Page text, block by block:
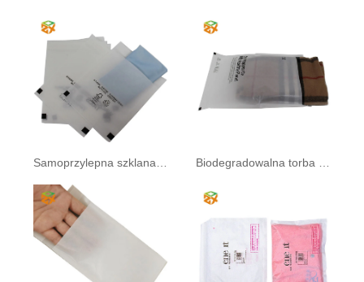
Samoprzylepna szklana torba Biodegradowalna torba papierowa ze szkła szklanego